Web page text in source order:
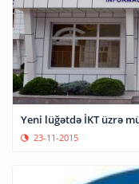
Yeni lüğətdə İKT üzrə
23-11-2015